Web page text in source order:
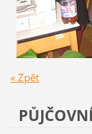
« Zpět